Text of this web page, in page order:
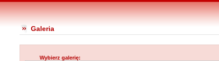
Galeria
Wybierz galerię: